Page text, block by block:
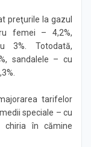
preţurile la gazul
femei – 4,2%,
3%. Totodată,
sandalele – cu
tarifelor
speciale – cu
chiria în cămine